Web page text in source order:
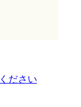
ださい